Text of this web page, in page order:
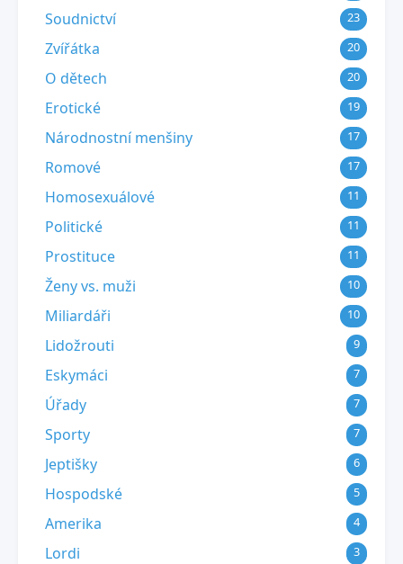
Soudnictví 23
Zvířátka 20
O dětech 20
Erotické 19
Národnostní menšiny 17
Romové 17
Homosexuálové 11
Politické 11
Prostituce 11
Ženy vs. muži 10
Miliardáři 10
Lidožrouti 9
Eskymáci 7
Úřady 7
Sporty 7
Jeptišky 6
Hospodské 5
Amerika 4
Lordi 3